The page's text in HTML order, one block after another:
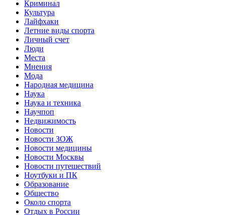
Криминал
Культура
Лайфхаки
Летние виды спорта
Личный счет
Люди
Места
Мнения
Мода
Народная медицина
Наука
Наука и техника
Научпоп
Недвижимость
Новости
Новости ЗОЖ
Новости медицины
Новости Москвы
Новости путешествий
Ноутбуки и ПК
Образование
Общество
Около спорта
Отдых в России